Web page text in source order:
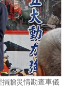
贈災情勘查車儀